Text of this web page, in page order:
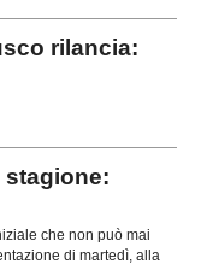
rilancia:
stagione:
che non può mai
di martedì, alla